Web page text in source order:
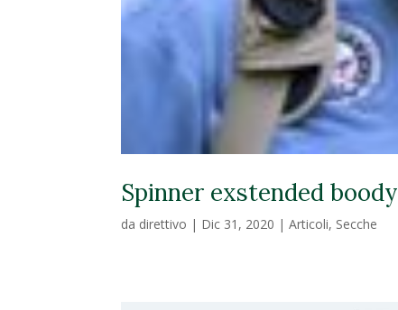
Spinner exstended boody
da direttivo | Dic 31, 2020 |Articoli, Secche